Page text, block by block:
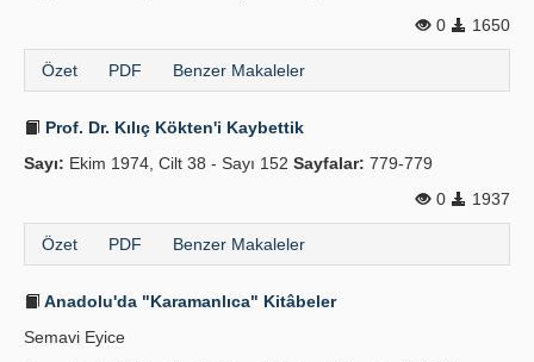
0
1650
Özet PDF Benzer Makaleler
Prof. Dr. Kılıç Kökten'i Kaybettik
Sayı: Ekim 1974, Cilt 38 - Sayı 152 Sayfalar: 779-779
0
1937
Özet PDF Benzer Makaleler
Anadolu'da "Karamanlıca" Kitâbeler
Semavi Eyice